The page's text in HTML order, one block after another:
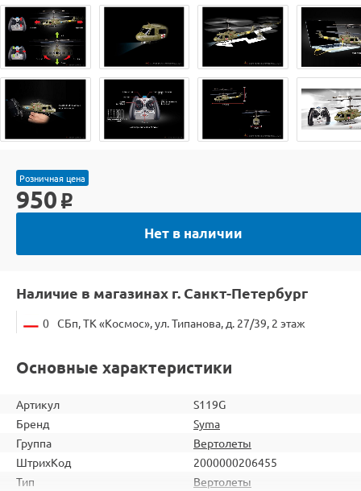
Розничная цена
950 o
Нет в наличии
Наличие в магазинах г. Санкт-Петербург
0 СБп, ТК «Космос», ул. Типанова, д. 27/39, 2 этаж
Основные характеристики
Артикул
S119G
Бренд
Syma
Группа
Вертолеты
ШтрихКод
2000000206455
Тип
Вертолеты